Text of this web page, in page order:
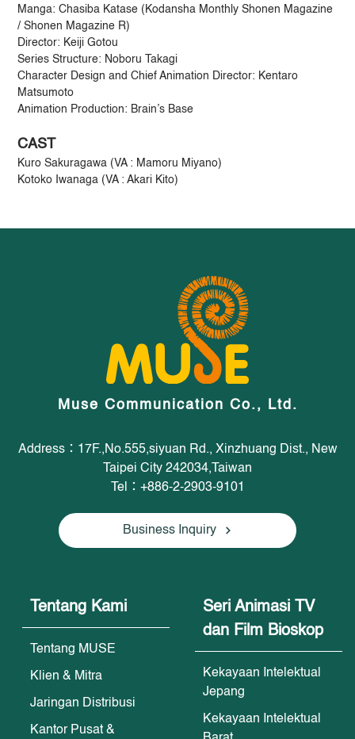
Manga: Chasiba Katase (Kodansha Monthly Shonen Magazine
/ Shonen Magazine R)
Director: Keiji Gotou
Series Structure: Noboru Takagi
Character Design and Chief Animation Director: Kentaro
Matsumoto
Animation Production: Brain’s Base
CAST
Kuro Sakuragawa (VA : Mamoru Miyano)
Kotoko Iwanaga (VA : Akari Kito)
Muse Communication Co., Ltd.
Address：17F.,No.555,siyuan Rd., Xinzhuang Dist., New
Taipei City 242034,Taiwan
Tel：+886-2-2903-9101
Business Inquiry
Tentang Kami
Tentang MUSE
Klien & Mitra
Jaringan Distribusi
Kantor Pusat &
Seri Animasi TV
dan Film Bioskop
Kekayaan Intelektual
Jepang
Kekayaan Intelektual